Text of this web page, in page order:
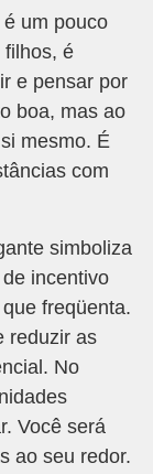
um pouco
filhos, é
e pensar por
boa, mas ao
mesmo. É
com
simboliza
incentivo
freqüenta.
reduzir as
No
Você será
ao seu redor.